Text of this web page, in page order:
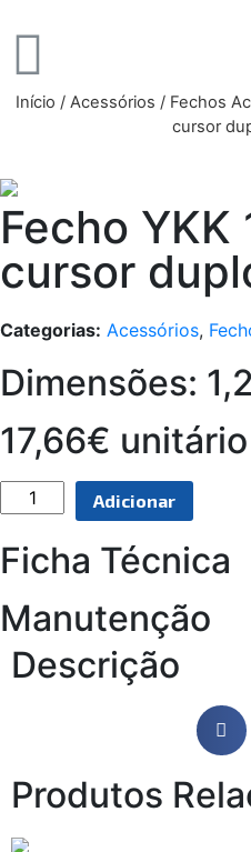
Início / Acessórios / Fechos
cursor
Fecho
cursor
Categorias: Acessórios,
Dimensões:
17,66€ unitário
Adicionar
Ficha Técnica
Manutenção
Descrição
Produtos